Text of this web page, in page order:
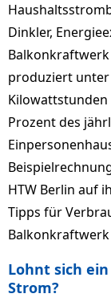
Dinkler,
produziert unter
Kilowattstunden
Prozent des
HTW Berlin auf
Tipps für
Lohnt sich
Strom?